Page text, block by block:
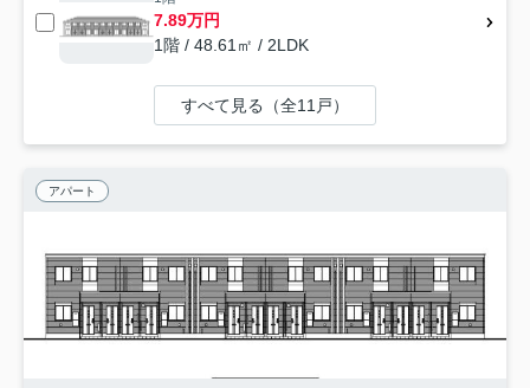
7.89万円
1階 / 48.61㎡ / 2LDK
すべて見る（全11戸）
アパート